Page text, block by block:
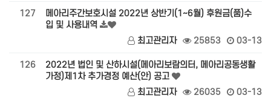
127
메아리주간보호시설 2022년 상반기(1~6월) 후원금(품)수
입 및 사용내역
최고관리자
25853 03-13
126
2022년 법인 및 산하시설(메아리보람의터, 메아리공동생활
가정)제1차 추가경정 예산(안) 공고
최고관리자
26035 03-13